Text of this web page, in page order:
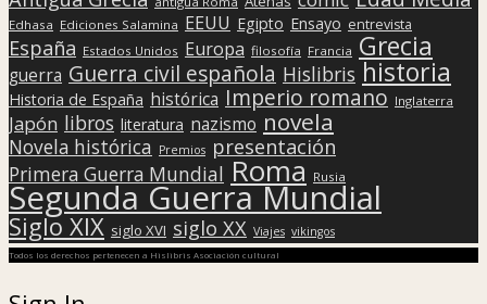
Edhasa Ediciones Salamina EEUU Egipto Ensayo entrevista
España Estados Unidos Europa filosofía Francia Grecia
guerra Guerra civil española Hislibris historia
Historia de España histórica Imperio romano Inglaterra
Japón libros literatura nazismo novela
Novela histórica Premios presentación
Primera Guerra Mundial Roma Rusia
Segunda Guerra Mundial
Siglo XIX siglo XVI siglo XX Viajes vikingos
Todos los derechos pertenecen a Hislibris Asociación cultural